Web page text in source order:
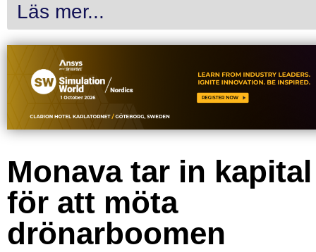
Läs mer...
Monava tar in kapital
för att möta
drönarboomen